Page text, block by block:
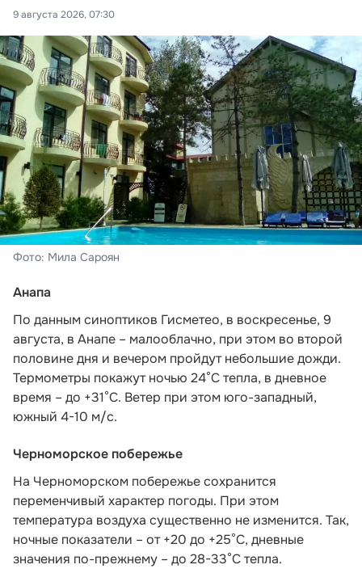
9 августа 2026, 07:30
Фото: Мила Сароян
Анапа
По данным синоптиков Гисметео, в воскресенье, 9
августа, в Анапе – малооблачно, при этом во второй
половине дня и вечером пройдут небольшие дожди.
Термометры покажут ночью 24°C тепла, в дневное
время – до +31°C. Ветер при этом юго-западный,
южный 4-10 м/с.
Черноморское побережье
На Черноморском побережье сохранится
переменчивый характер погоды. При этом
температура воздуха существенно не изменится. Так,
ночные показатели – от +20 до +25°С, дневные
значения по-прежнему – до 28-33°С тепла.